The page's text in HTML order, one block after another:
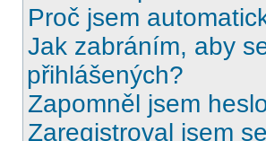
Proč jsem
Jak zabráním, aby
přihlášených?
Zapomněl jsem
Zaregistroval jsem